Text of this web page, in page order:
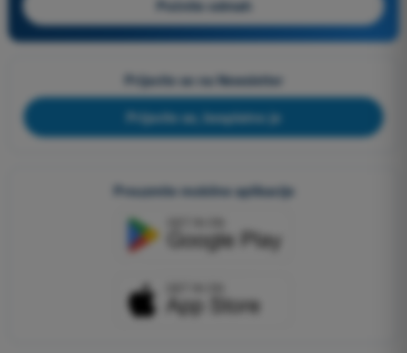
Počnite odmah
Prijavite se na Newsletter
Prijavite se, besplatno je
Preuzmite mobilne aplikacije